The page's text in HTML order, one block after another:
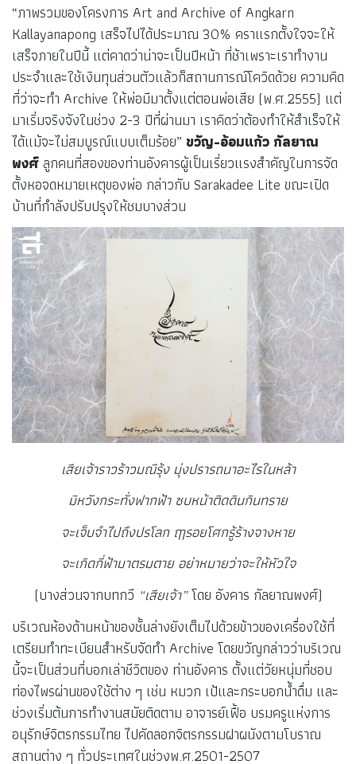
“ภาพรวมของโครงการ Art and Archive of Angkarn
Kallayanapong เสร็จไปได้ประมาณ 30% คราแรกตั้งใจจะให้
เสร็จภายในปีนี้ แต่คาดว่าน่าจะเป็นปีหน้า ที่ช้าเพราะเราทำงาน
ประจำและใช้เงินทุนส่วนตัวแล้วก็สถานการณ์โควิดด้วย ความคิด
ที่ว่าจะทำ Archive ให้พ่อมีมาตั้งแต่ตอนพ่อเสีย (พ.ศ.2555) แต่
มาเริ่มจริงจังในช่วง 2-3 ปีที่ผ่านมา เราคิดว่าต้องทำให้สำเร็จให้
ได้แม้จะไม่สมบูรณ์แบบเต็มร้อย” ขวัญ-อ้อมแก้ว กัลยาณ
พงศ์ ลูกคนที่สองของท่านอังคารผู้เป็นเรี่ยวแรงสำคัญในการจัด
ตั้งหอจดหมายเหตุของพ่อ กล่าวกับ Sarakadee Lite ขณะเปิด
บ้านที่กำลังปรับปรุงให้ชมบางส่วน
เสียเจ้าราวร้าวมณีรุ้ง มุ่งปรารถนาอะไรในหล้า
มิหวังกระทั่งฟากฟ้า ซบหน้าติดดินกินทราย
จะเจ็บจำไปถึงปรโลก ฤๅรอยโศกรู้ร้างจางหาย
จะเกิดกี่ฟ้ามาตรมตาย อย่าหมายว่าจะให้หัวใจ
(บางส่วนจากบทกวี “เสียเจ้า”โดย อังคาร กัลยาณพงศ์)
บริเวณห้องด้านหน้าของชั้นล่างยังเต็มไปด้วยข้าวของเครื่องใช้ที่
เตรียมทำทะเบียนสำหรับจัดทำ Archive โดยขวัญกล่าวว่าบริเวณ
นี้จะเป็นส่วนที่บอกเล่าชีวิตของ ท่านอังคาร ตั้งแต่วัยหนุ่มที่ชอบ
ท่องไพรผ่านของใช้ต่าง ๆ เช่น หมวก เป้และกระบอกน้ำดื่ม และ
ช่วงเริ่มต้นการทำงานสมัยติดตาม อาจารย์เฟื้อ บรมครูแห่งการ
อนุรักษ์จิตรกรรมไทย ไปคัดลอกจิตรกรรมฝาผนังตามโบราณ
สถานต่าง ๆ ทั่วประเทศในช่วงพ.ศ.2501-2507